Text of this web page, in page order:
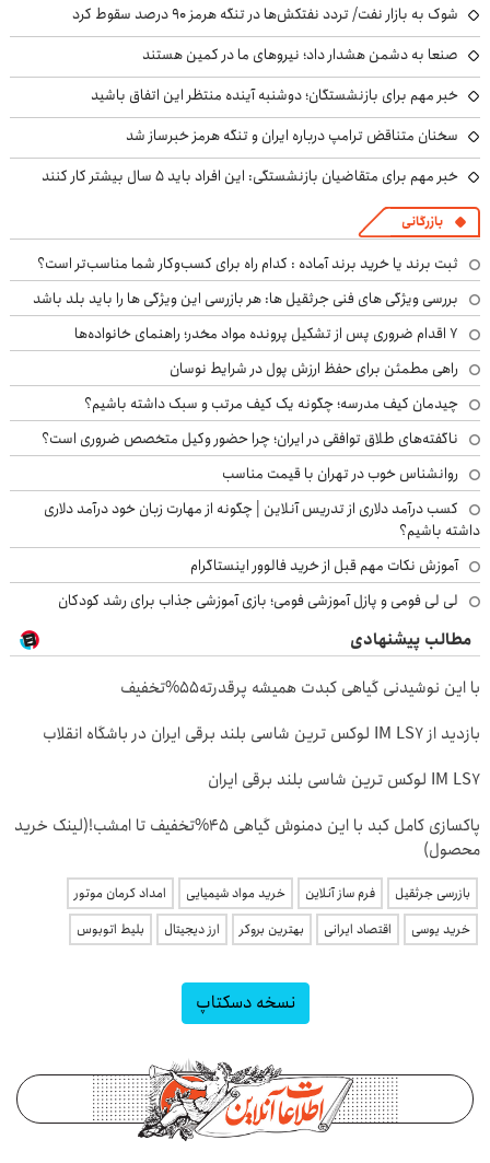
شوک به بازار نفت/ تردد نفتکش‌ها در تنگه هرمز ۹۰ درصد سقوط کرد
صنعا به دشمن هشدار داد؛ نیروهای ما در کمین هستند
خبر مهم برای بازنشستگان؛ دوشنبه آینده منتظر این اتفاق باشید
سخنان متناقض ترامپ درباره ایران و تنگه هرمز خبرساز شد
خبر مهم برای متقاضیان بازنشستگی: این افراد باید ۵ سال بیشتر کار کنند
بازرگانی
ثبت برند یا خرید برند آماده : کدام راه برای کسب‌وکار شما مناسب‌تر است؟
بررسی ویژگی های فنی جرثقیل ها: هر بازرسی این ویژگی ها را باید بلد باشد
۷ اقدام ضروری پس از تشکیل پرونده مواد مخدر؛ راهنمای خانواده‌ها
راهی مطمئن برای حفظ ارزش پول در شرایط نوسان
چیدمان کیف مدرسه؛ چگونه یک کیف مرتب و سبک داشته باشیم؟
ناگفته‌های طلاق توافقی در ایران؛ چرا حضور وکیل متخصص ضروری است؟
روانشناس خوب در تهران با قیمت مناسب
کسب درآمد دلاری از تدریس آنلاین | چگونه از مهارت زبان خود درآمد دلاری
داشته باشیم؟
آموزش نکات مهم قبل از خرید فالوور اینستاگرام
لی لی فومی و پازل آموزشی فومی؛ بازی آموزشی جذاب برای رشد کودکان
مطالب پیشنهادی
با این نوشیدنی گیاهی کبدت همیشه پرقدرته55%تخفیف
بازدید از IM LS7 لوکس ترین شاسی بلند برقی ایران در باشگاه انقلاب
IM LS7 لوکس ترین شاسی بلند برقی ایران
پاکسازی کامل کبد با این دمنوش گیاهی 45%تخفیف تا امشب!(لینک خرید
محصول)
بازرسی جرثقیل فرم ساز آنلاین خرید مواد شیمیایی
امداد کرمان موتور
خرید یوسی
اقتصاد ایرانی بهترین بروکر ارز دیجیتال بلیط اتوبوس
نسخه دسکتاپ